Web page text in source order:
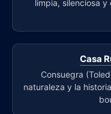
limpia, silenciosa
Casa
Consuegra
naturaleza y la